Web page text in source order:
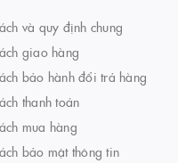
và quy định chung
giao hàng
bảo hành đổi trả hàng
thanh toán
mua hàng
bảo mật thông tin